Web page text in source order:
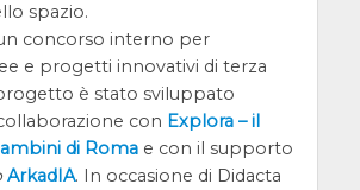
spazio.
concorso interno per
e progetti innovativi di terza
è stato sviluppato
con Explora – il
di Romae con il supporto
ArkadIA. In occasione di Didacta